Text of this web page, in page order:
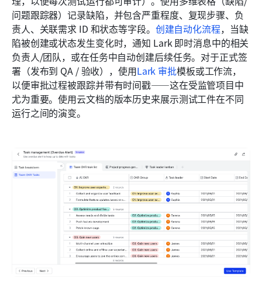
问题跟踪器）记录缺陷，并包含严重程度、复现步骤、负
责人、关联需求 ID 和状态等字段。 创建自动化流程，当缺
陷被创建或状态发生变化时，通知 Lark 即时消息中的相关
负责人/团队，或在任务中自动创建后续任务。对于正式签
署（发布到 QA / 验收），使用Lark 审批模板或工作流，
以便审批过程被跟踪并带有时间戳——这在受监管项目中
尤为重要。使用云文档的版本历史来展示测试工件在不同
运行之间的演变。